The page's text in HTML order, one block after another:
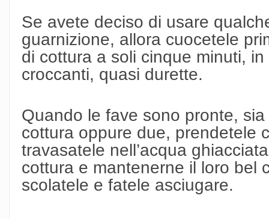
Se avete deciso di usare
guarnizione, allora cuocetele
di cottura a soli cinque minuti,
croccanti, quasi durette.
Quando le fave sono pronte,
cottura oppure due, prendetele
travasatele nell’acqua
cottura e mantenerne il loro bel
scolatele e fatele asciugare.